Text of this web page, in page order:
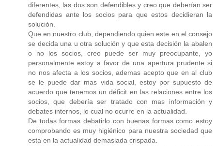
diferentes, las dos son defendibles y creo que deberían ser
defendidas ante los socios para que estos decidieran la
solución.
Que en nuestro club, dependiendo quien este en el consejo
se decida una u otra solución y que esta decisión la abalen
o no los socios, creo puede ser muy preocupante, yo
personalmente estoy a favor de una apertura prudente si
no nos afecta a los socios, ademas acepto que en al club
se le puede dar mas vida social, estoy por supuesto de
acuerdo que tenemos un déficit en las relaciones entre los
socios, que debería ser tratado con mas información y
debates internos, lo cual no ocurre en la actualidad.
De todas formas debatirlo con buenas formas como estoy
comprobando es muy higiénico para nuestra sociedad que
esta en la actualidad demasiada crispada.